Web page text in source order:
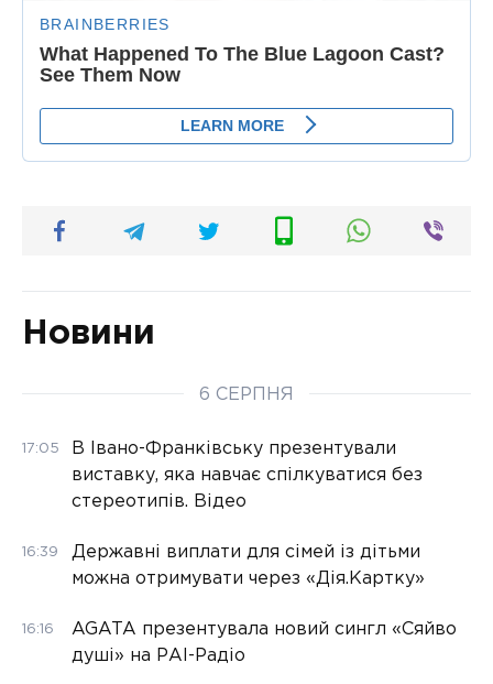
Новини
6 СЕРПНЯ
17:05
В Івано-Франківську презентували
виставку, яка навчає спілкуватися без
стереотипів. Відео
16:39
Державні виплати для сімей із дітьми
можна отримувати через «Дія.Картку»
16:16
AGATA презентувала новий сингл «Сяйво
душі» на РАІ-Радіо